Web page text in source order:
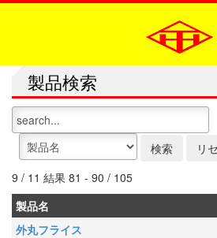
製品検索
9 / 11 結果 81 - 90 / 105
製品名
外丸フライス